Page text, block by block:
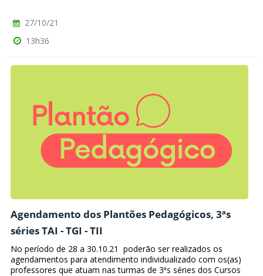
27/10/21
13h36
Agendamento dos Plantões Pedagógicos, 3ªs
séries TAI - TGI - TII
No período de 28 a 30.10.21 poderão ser realizados os
agendamentos para atendimento individualizado com os(as)
professores que atuam nas turmas de 3ªs séries dos Cursos